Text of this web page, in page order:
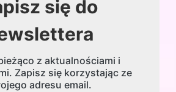
się do
z aktualnościami i
Zapisz się korzystając ze
adresu email.